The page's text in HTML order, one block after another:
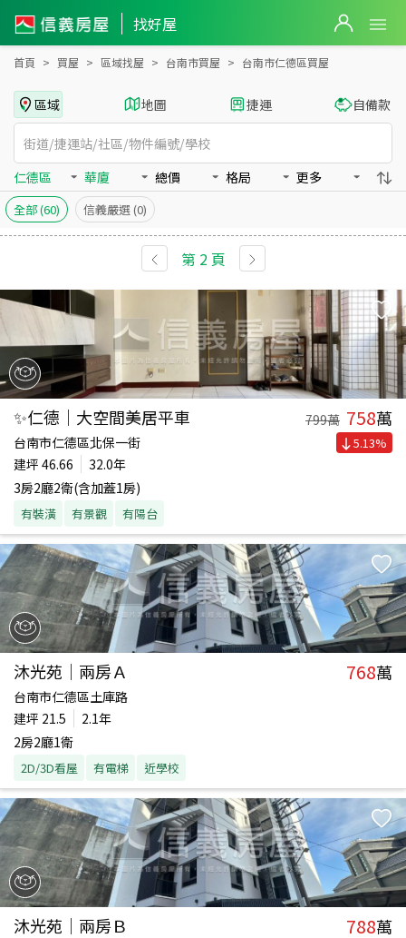
找好屋
台南市仁德區買房：華廈房屋物件出售、房價分析
首頁 買屋 區域找屋 台南市買屋 台南市仁德區買屋
區域 地圖 捷運 自備款
仁德區 華廈 總價 格局 更多
全部(60) 信義嚴選 (0)
第 2頁
✨仁德｜大空間美居平車 799萬 758萬
台南市仁德區北保一街
建坪 46.66
32.0年
3房2廳2衛(含加蓋1房)
有裝潢 有景觀 有陽台
5.13%
沐光苑｜兩房Ａ 768萬
台南市仁德區土庫路
建坪 21.5
2.1年
2房2廳1衛
2D/3D看屋 有電梯 近學校
沐光苑｜兩房Ｂ 788萬
台南市仁德區買房：華廈物件出售、房價分析 - 信義房屋